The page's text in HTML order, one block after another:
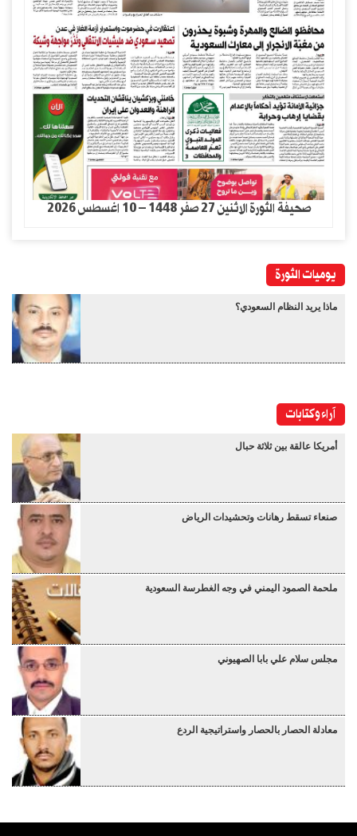
صحيفة الثورة الاثنين 27 صفر 1448 – 10 اغسطس 2026
يوميات الثورة
ماذا يريد النظام السعودي؟
آراء وكتابات
أمريكا عالقة بين ثلاثة حبال
صنعاء تسقط رهانات وتحشيدات الرياض
ملحمة الصمود اليمني في وجه الغطرسة السعودية
مجلس سلام علي بابا الصهيوني
معادلة الحصار بالحصار واستراتيجية الردع